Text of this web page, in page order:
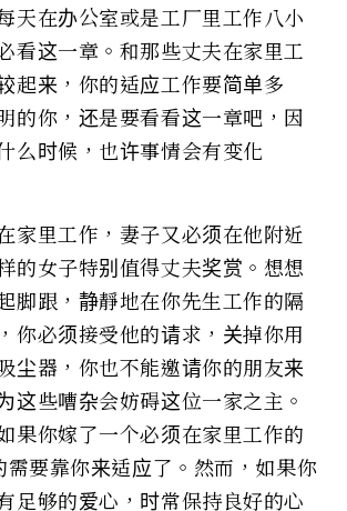
天在办公室或是工厂里工作八小
看这一章。和那些丈夫在家里工
起来，你的适应工作要简单多
的你，还是要看看这一章吧，因
么时候，也许事情会有变化
家里工作，妻子又必须在他附近
的女子特别值得丈夫奖赏。想想
脚跟，静靜地在你先生工作的隔
你必须接受他的请求，关掉你用
尘器，你也不能邀请你的朋友来
这些嘈杂会妨碍这位一家之主。
果你嫁了一个必须在家里工作的
需要靠你来适应了。然而，如果你
足够的爱心，时常保持良好的心